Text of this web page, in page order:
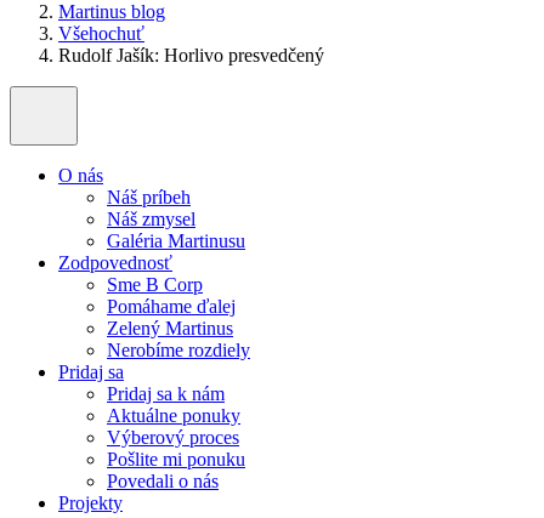
Martinus blog
Všehochuť
Rudolf Jašík: Horlivo presvedčený
O nás
Náš príbeh
Náš zmysel
Galéria Martinusu
Zodpovednosť
Sme B Corp
Pomáhame ďalej
Zelený Martinus
Nerobíme rozdiely
Pridaj sa
Pridaj sa k nám
Aktuálne ponuky
Výberový proces
Pošlite mi ponuku
Povedali o nás
Projekty